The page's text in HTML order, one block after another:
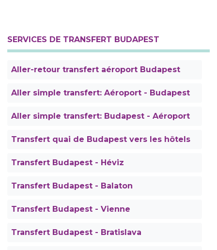
SERVICES DE TRANSFERT BUDAPEST
Aller-retour transfert aéroport Budapest
Aller simple transfert: Aéroport - Budapest
Aller simple transfert: Budapest - Aéroport
Transfert quai de Budapest vers les hôtels
Transfert Budapest - Héviz
Transfert Budapest - Balaton
Transfert Budapest - Vienne
Transfert Budapest - Bratislava